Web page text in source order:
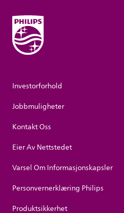
Investorforhold
Jobbmuligheter
Kontakt Oss
Eier Av Nettstedet
Varsel Om Informasjonskapsler
Personvernerklæring Philips
Produktsikkerhet